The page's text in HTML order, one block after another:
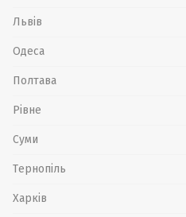
Львів
Одеса
Полтава
Рівне
Суми
Тернопіль
Харків